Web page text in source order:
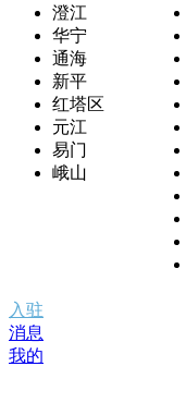
澄江
华宁
通海
新平
红塔区
元江
易门
峨山
入驻
消息
我的